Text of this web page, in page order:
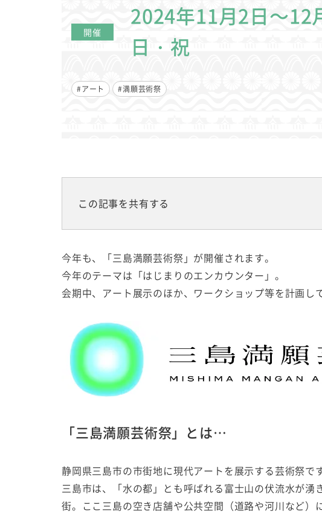
開催
2024年11月2日～12
日・祝
#アート #満願芸術祭
この記事を共有する
今年も、「三島満願芸術祭」が開催されます。
今年のテーマは「はじまりのエンカウンター」。
会期中、アート展示のほか、ワークショップ等を計画し
「三島満願芸術祭」とは…
静岡県三島市の市街地に現代アートを展示する芸術祭です
三島市は、「水の都」とも呼ばれる富士山の伏流水が湧
街。ここ三島の空き店舗や公共空間（道路や河川など）